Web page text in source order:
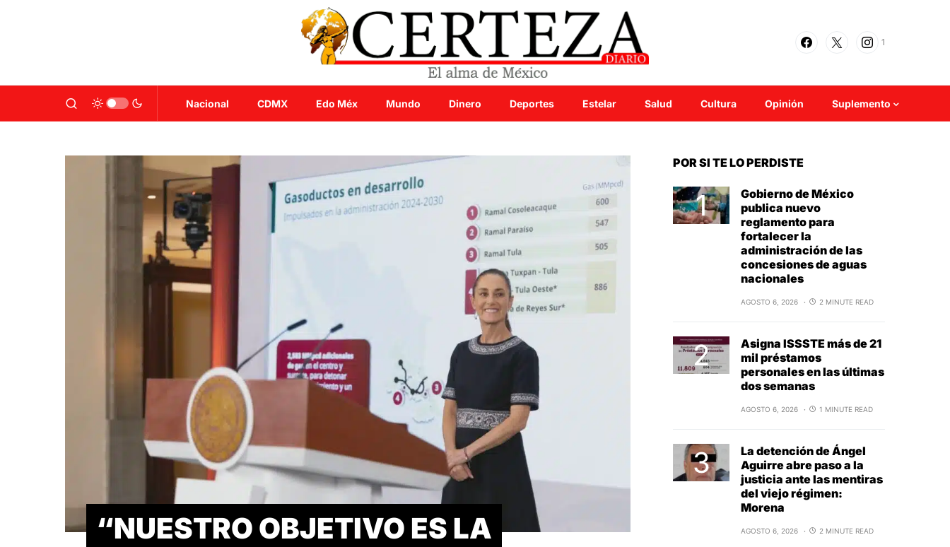
1
Nacional CDMX Edo Méx Mundo Dinero Deportes Estelar Salud Cultura Opinión Suplemento
“NUESTRO OBJETIVO ES LA
POR SI TE LO PERDISTE
Gobierno de México
publica nuevo
reglamento para
fortalecer la
administración de las
concesiones de aguas
nacionales
AGOSTO 6, 2026 2 MINUTE READ
Asigna ISSSTE más de 21
mil préstamos
personales en las últimas
dos semanas
AGOSTO 6, 2026 1 MINUTE READ
La detención de Ángel
Aguirre abre paso a la
justicia ante las mentiras
del viejo régimen:
Morena
AGOSTO 6, 2026 2 MINUTE READ